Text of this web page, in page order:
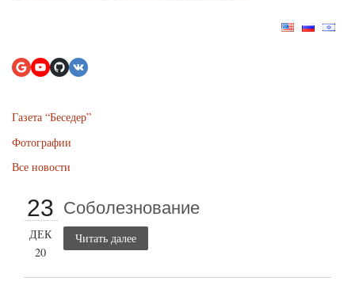
Газета “Беседер”
Фотографии
Все новости
23
ДЕК
20
Соболезнование
Читать далее